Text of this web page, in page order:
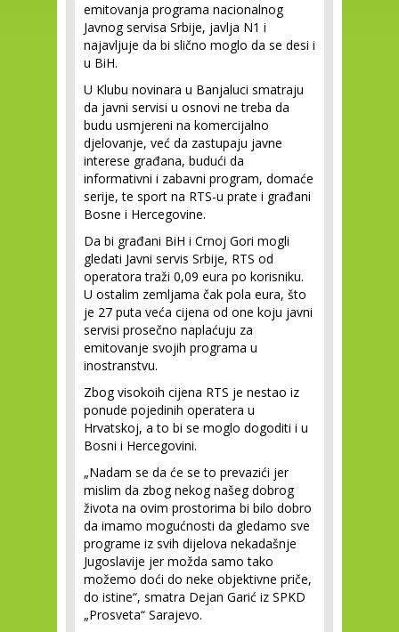
emitovanja programa nacionalnog
Javnog servisa Srbije, javlja N1 i
najavljuje da bi slično moglo da se desi i
u BiH.
U Klubu novinara u Banjaluci smatraju
da javni servisi u osnovi ne treba da
budu usmjereni na komercijalno
djelovanje, već da zastupaju javne
interese građana, budući da
informativni i zabavni program, domaće
serije, te sport na RTS-u prate i građani
Bosne i Hercegovine.
Da bi građani BiH i Crnoj Gori mogli
gledati Javni servis Srbije, RTS od
operatora traži 0,09 eura po korisniku.
U ostalim zemljama čak pola eura, što
je 27 puta veća cijena od one koju javni
servisi prosečno naplaćuju za
emitovanje svojih programa u
inostranstvu.
Zbog visokoih cijena RTS je nestao iz
ponude pojedinih operatera u
Hrvatskoj, a to bi se moglo dogoditi i u
Bosni i Hercegovini.
„Nadam se da će se to prevazići jer
mislim da zbog nekog našeg dobrog
života na ovim prostorima bi bilo dobro
da imamo mogućnosti da gledamo sve
programe iz svih dijelova nekadašnje
Jugoslavije jer možda samo tako
možemo doći do neke objektivne priče,
do istine“, smatra Dejan Garić iz SPKD
„Prosveta“ Sarajevo.